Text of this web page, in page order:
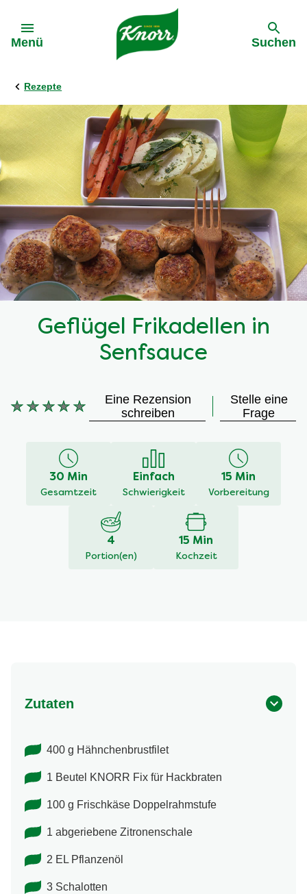
Menü Suchen
Rezepte
Geflügel Frikadellen in
Senfsauce
Keine
recipe
Eine Rezension
schreiben
Stelle eine
Frage
30 Min
Gesamtzeit
Einfach
Schwierigkeit
15 Min
Vorbereitung
4
Portion(en)
15 Min
Kochzeit
Zutaten
400 g Hähnchenbrustfilet
1 Beutel KNORR Fix für Hackbraten
100 g Frischkäse Doppelrahmstufe
1 abgeriebene Zitronenschale
2 EL Pflanzenöl
3 Schalotten